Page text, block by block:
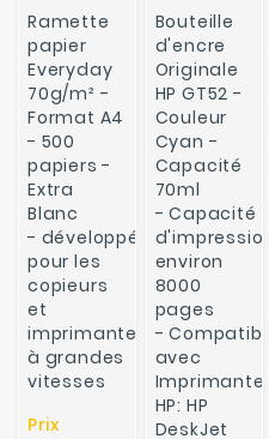
Ramette
papier
Everyday
70g/m² -
Format A4
- 500
papiers -
Extra
Blanc
- développé
pour les
copieurs
et
imprimantes
à grandes
vitesses
Prix
Bouteille
d'encre
Originale
HP GT52 -
Couleur
Cyan -
Capacité
70ml
-Capacité
d'impression:
environ
8000
pages
- Compatible
avec
Imprimante
HP: HP
DeskJet